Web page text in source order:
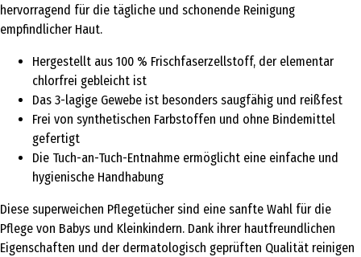
hervorragend für die tägliche und schonende Reinigung
empfindlicher Haut.
Hergestellt aus 100 % Frischfaserzellstoff, der elementar
chlorfrei gebleicht ist
Das 3-lagige Gewebe ist besonders saugfähig und reißfest
Frei von synthetischen Farbstoffen und ohne Bindemittel
gefertigt
Die Tuch-an-Tuch-Entnahme ermöglicht eine einfache und
hygienische Handhabung
Diese superweichen Pflegetücher sind eine sanfte Wahl für die
Pflege von Babys und Kleinkindern. Dank ihrer hautfreundlichen
Eigenschaften und der dermatologisch geprüften Qualität reinigen